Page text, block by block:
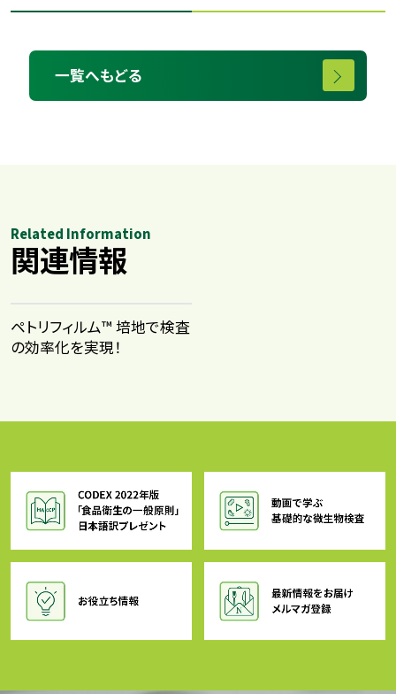
一覧へもどる
Related Information
関連情報
ペトリフィルム™ 培地で検査
の効率化を実現！